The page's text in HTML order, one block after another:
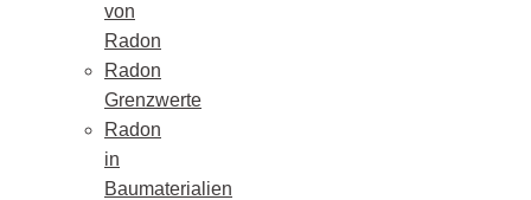
von
Radon
Radon
Grenzwerte
Radon
in
Baumaterialien